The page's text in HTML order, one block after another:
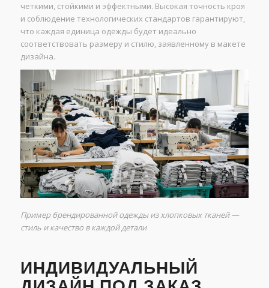
четкими, стойкими и эффектными. Высокая точность кроя
и соблюдение технологических стандартов гарантируют,
что каждая единица одежды будет идеально
соответствовать размеру и стилю, заявленному в макете
дизайна.
Пример брендированной одежды из хлопковых тканей —
стиль и качество в каждой детали
ИНДИВИДУАЛЬНЫЙ